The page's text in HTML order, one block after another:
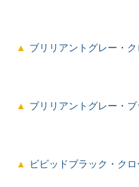
ブリリアントグレー・
ブリリアントグレー・
ビビッドブラック・ク